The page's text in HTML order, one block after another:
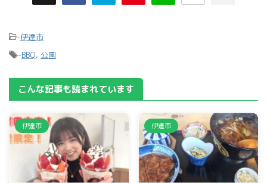
-伊達市
-BBQ, 公園
こんな記事も読まれています
伊達市 伊達市